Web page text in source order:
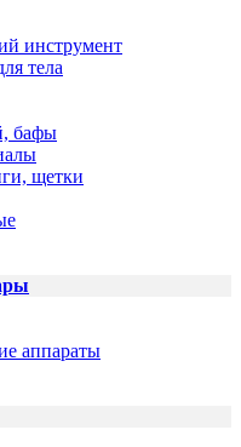
инструмент
тела
бафы
щетки
аппараты